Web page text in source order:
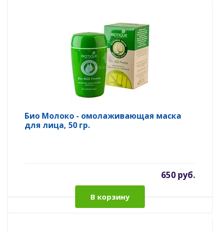
Био Молоко - омолаживающая маска
для лица, 50 гр.
650 руб.
В корзину